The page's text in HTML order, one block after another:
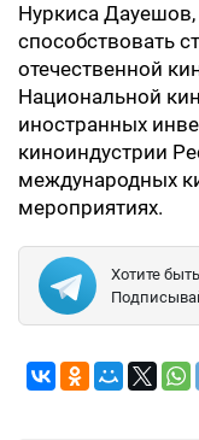
Нуркиса Дауешов,
способствовать
отечественной
Национальной
иностранных
киноиндустрии
международных
мероприятиях.
Хотите